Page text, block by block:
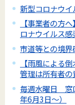
新型コロナウ
【事業者の方
ロナウイルス
市道等との境界
【雨風による
管理は所有者の
毎週水曜日 窓
年6月3日～）